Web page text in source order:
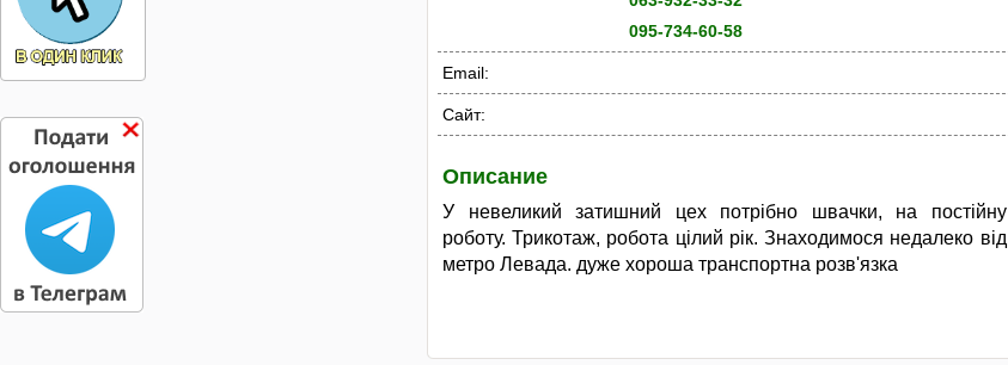
095-734-60-58
Email:
Сайт:
Описание
У невеликий затишний цех потрібно швачки, на постійну
роботу. Трикотаж, робота цілий рік. Знаходимося недалеко від
метро Левада. дуже хороша транспортна розв'язка